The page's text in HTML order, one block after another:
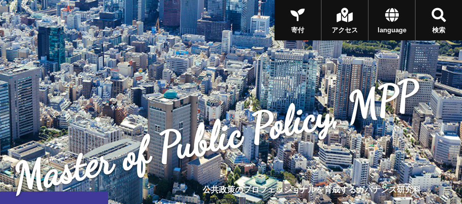
検索
language
アクセス
寄付
Master of Public Policy, MPP
公共政策のプロフェッショナルを育成するガバナンス研究科